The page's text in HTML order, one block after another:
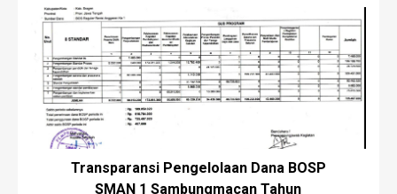
Transparansi Pengelolaan Dana BOSP
SMAN 1 Sambungmacan Tahun